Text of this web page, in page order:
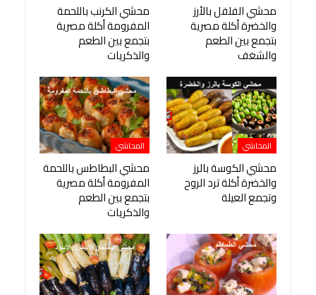
محشي الفلفل بالأرز
والخضرة أكلة مصرية
بتجمع بين الطعم
والشغف
محشي الكرنب باللحمة
المفرومة أكلة مصرية
بتجمع بين الطعم
والذكريات
المحاشي
محشي الكوسة بالرز
والخضرة أكلة ترد الروح
وتجمع العيلة
المحاشي
محشي البطاطس باللحمة
المفرومة أكلة مصرية
بتجمع بين الطعم
والذكريات